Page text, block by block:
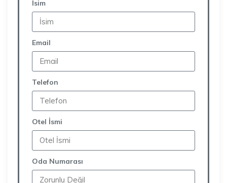
İsim
Email
Telefon
Otel İsmi
Oda Numarası